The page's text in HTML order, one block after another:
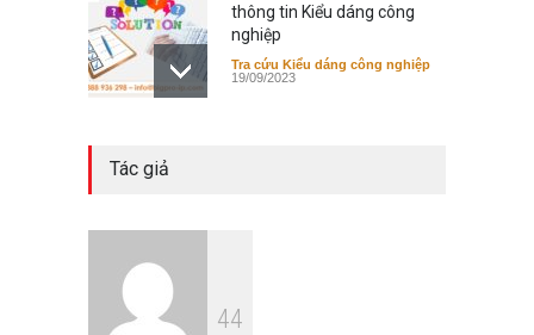
thông tin Kiểu dáng công
nghiệp
Tra cứu Kiểu dáng công nghiệp
19/09/2023
thông tin sáng chế
Tác giả
44